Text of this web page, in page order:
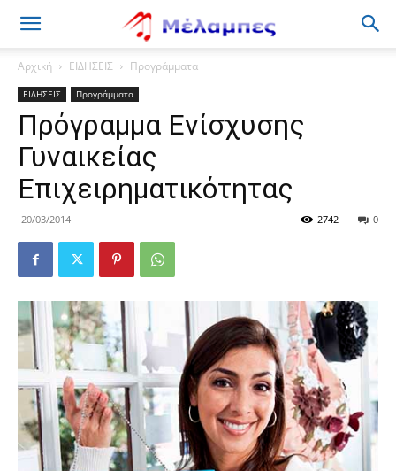
Μέλαμπες
Αρχική ΕΙΔΗΣΕΙΣ Προγράμματα
ΕΙΔΗΣΕΙΣ Προγράμματα
Πρόγραμμα Ενίσχυσης
Γυναικείας
Επιχειρηματικότητας
20/03/2014 0
2742